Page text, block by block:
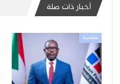
أخبار ذات صلة
سياسية